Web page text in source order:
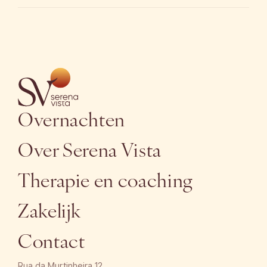
tijdens emotionele doorbraken in je coachingtraject.
Overnachten
Over Serena Vista
Therapie en coaching
Zakelijk
Contact